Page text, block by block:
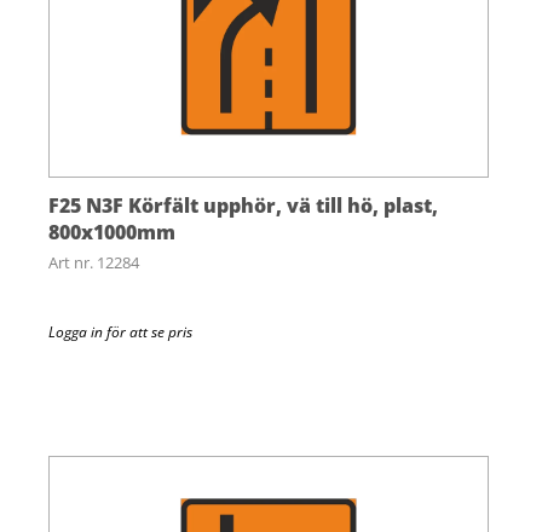
F25 N3F Körfält upphör, vä till hö, plast,
800x1000mm
Art nr. 12284
Logga in för att se pris